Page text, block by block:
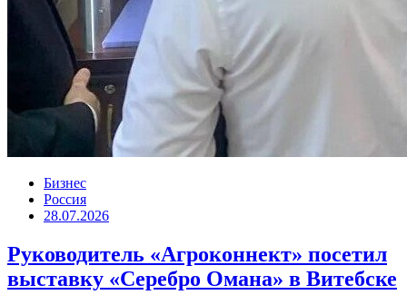
Бизнес
Россия
28.07.2026
Руководитель «Агроконнект» посетил
выставку «Серебро Омана» в Витебске